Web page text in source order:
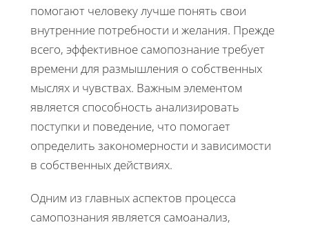
помогают человеку лучше понять свои
внутренние потребности и желания. Прежде
всего, эффективное самопознание требует
времени для размышления о собственных
мыслях и чувствах. Важным элементом
является способность анализировать
поступки и поведение, что помогает
определить закономерности и зависимости
в собственных действиях.
Одним из главных аспектов процесса
самопознания является самоанализ,